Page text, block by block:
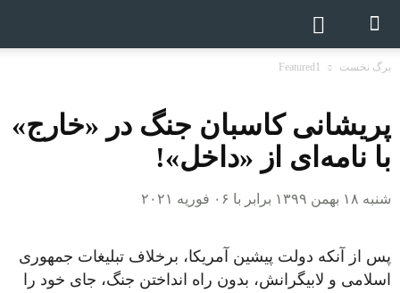
برگ نخست Featured1
پریشانی کاسبان جنگ در «خارج»
با نامه‌ای از «داخل»!
شنبه ۱۸ بهمن ۱۳۹۹ برابر با ۰۶ فوریه ۲۰۲۱
پس از آنکه دولت پیشین آمریکا، برخلاف تبلیغات جمهوری
اسلامی و لابیگرانش، بدون راه انداختن جنگ، جای خود را